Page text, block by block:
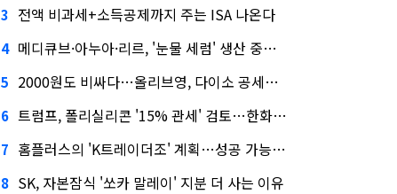
3 전액 비과세+소득공제까지 주는 ISA 나온다
4 메디큐브·아누아·리르, '눈물 세럼' 생산 중단한다
5 2000원도 비싸다…올리브영, 다이소 공세에 '가성비'로 맞불
6 트럼프, 폴리실리콘 '15% 관세' 검토…한화큐셀·OCI 영향은?
7 홈플러스의 'K트레이더조' 계획…성공 가능성은 '글쎄'
8 SK, 자본잠식 '쏘카 말레이' 지분 더 사는 이유